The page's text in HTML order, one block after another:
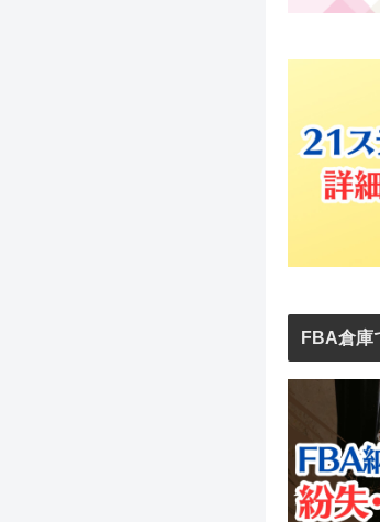
FBA倉庫